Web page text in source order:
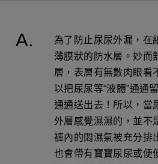
為了防止尿尿外漏，在
薄膜狀的防水層。妙而
層，表層有無數肉眼看
以把尿尿等“液體”通通
通通送出去！所以，當
外層感覺濕濕的，並不
褲內的悶濕氣被充分排
也會帶有寶寶尿尿或便